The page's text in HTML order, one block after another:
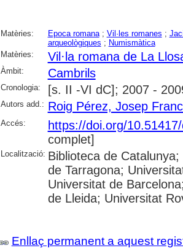
Matèries: Epoca romana; Vil·les romanes ;
arqueològiques ; Numismàtica
Matèries:
Vil·la romana de La
Àmbit: Cambrils
Cronologia: [s. II -VI dC]; 2007 -
Autors add.: Roig Pérez, Josep
Accés:
https://doi.org/
complet]
Localització: Biblioteca de
de Tarragona;
Universitat de
de Lleida; Universitat
Enllaç permanent a aquest